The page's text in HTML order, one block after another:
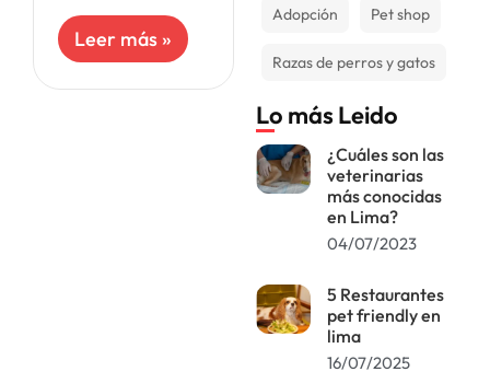
entender que
cualquier ser vivo
juguete; es una
Leer más »
Adopción Pet shop
Razas de perros y gatos
Lo más Leido
¿Cuáles son las
veterinarias
más conocidas
en Lima?
04/07/2023
5 Restaurantes
pet friendly en
lima
16/07/2025